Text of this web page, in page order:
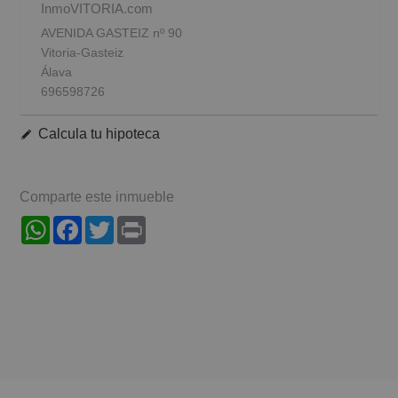
InmoVITORIA.com
AVENIDA GASTEIZ nº 90
Vitoria-Gasteiz
Álava
696598726
Calcula tu hipoteca
Comparte este inmueble
WhatsAppFacebook
Twitter